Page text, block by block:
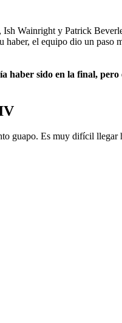
Wainright y Patrick
el equipo dio un paso
haber sido en la final, pero
guapo. Es muy difícil llegar